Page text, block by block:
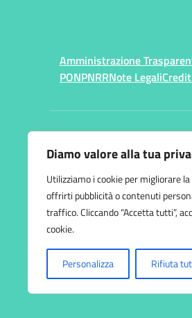
Diamo valore alla tua
Utilizziamo i cookie per migliorare
offrirti pubblicità o contenuti
traffico. Cliccando “Accetta tutti”,
cookie.
Personalizza Rifiuta
Amministrazione
PONPNRRNote Legali